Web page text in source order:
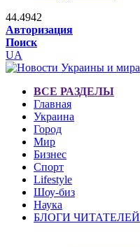
44.4942
Авторизация
Поиск
UA
ВСЕ РАЗДЕЛЫ
Главная
Украина
Город
Мир
Бизнес
Спорт
Lifestyle
Шоу-биз
Наука
БЛОГИ ЧИТАТЕЛЕЙ